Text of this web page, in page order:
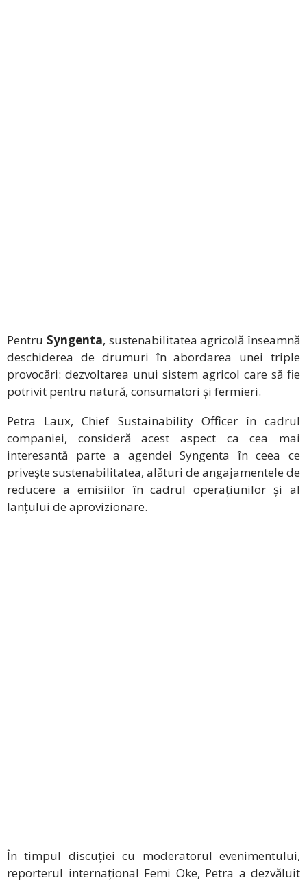
Pentru Syngenta, sustenabilitatea agricolă înseamnă
deschiderea de drumuri în abordarea unei triple
provocări: dezvoltarea unui sistem agricol care să fie
potrivit pentru natură, consumatori și fermieri.
Petra Laux, Chief Sustainability Officer în cadrul
companiei, consideră acest aspect ca cea mai
interesantă parte a agendei Syngenta în ceea ce
privește sustenabilitatea, alături de angajamentele de
reducere a emisiilor în cadrul operațiunilor și al
lanțului de aprovizionare.
În timpul discuției cu moderatorul evenimentului,
reporterul internațional Femi Oke, Petra a dezvăluit